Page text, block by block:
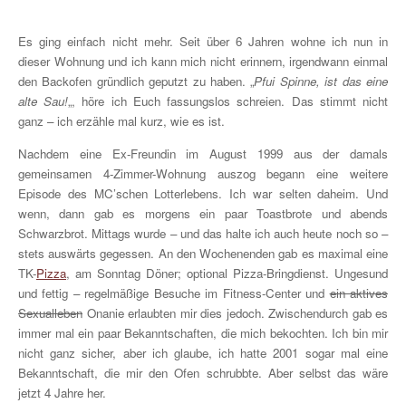
Es ging einfach nicht mehr. Seit über 6 Jahren wohne ich nun in
dieser Wohnung und ich kann mich nicht erinnern, irgendwann einmal
den Backofen gründlich geputzt zu haben. „Pfui Spinne, ist das eine
alte Sau!„, höre ich Euch fassungslos schreien. Das stimmt nicht
ganz – ich erzähle mal kurz, wie es ist.
Nachdem eine Ex-Freundin im August 1999 aus der damals
gemeinsamen 4-Zimmer-Wohnung auszog begann eine weitere
Episode des MC’schen Lotterlebens. Ich war selten daheim. Und
wenn, dann gab es morgens ein paar Toastbrote und abends
Schwarzbrot. Mittags wurde – und das halte ich auch heute noch so –
stets auswärts gegessen. An den Wochenenden gab es maximal eine
TK-Pizza, am Sonntag Döner; optional Pizza-Bringdienst. Ungesund
und fettig – regelmäßige Besuche im Fitness-Center undein aktives
Sexualleben Onanie erlaubten mir dies jedoch. Zwischendurch gab es
immer mal ein paar Bekanntschaften, die mich bekochten. Ich bin mir
nicht ganz sicher, aber ich glaube, ich hatte 2001 sogar mal eine
Bekanntschaft, die mir den Ofen schrubbte. Aber selbst das wäre
jetzt 4 Jahre her.